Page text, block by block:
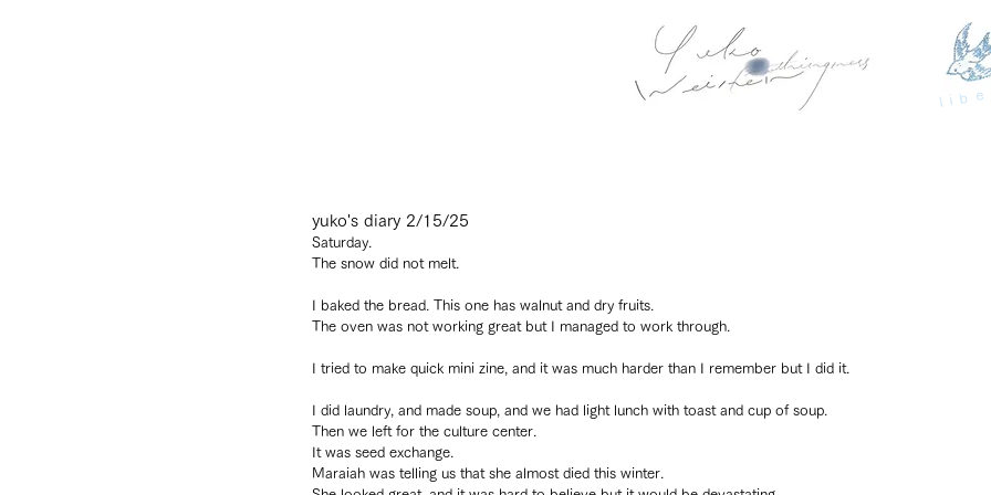
yuko's diary 2/15/25
Saturday.
The snow did not melt.
I baked the bread. This one has walnut and dry fruits.
The oven was not working great but I managed to work through.
I tried to make quick mini zine, and it was much harder than I remember but I did it.
I did laundry, and made soup, and we had light lunch with toast and cup of soup.
Then we left for the culture center.
It was seed exchange.
Maraiah was telling us that she almost died this winter.